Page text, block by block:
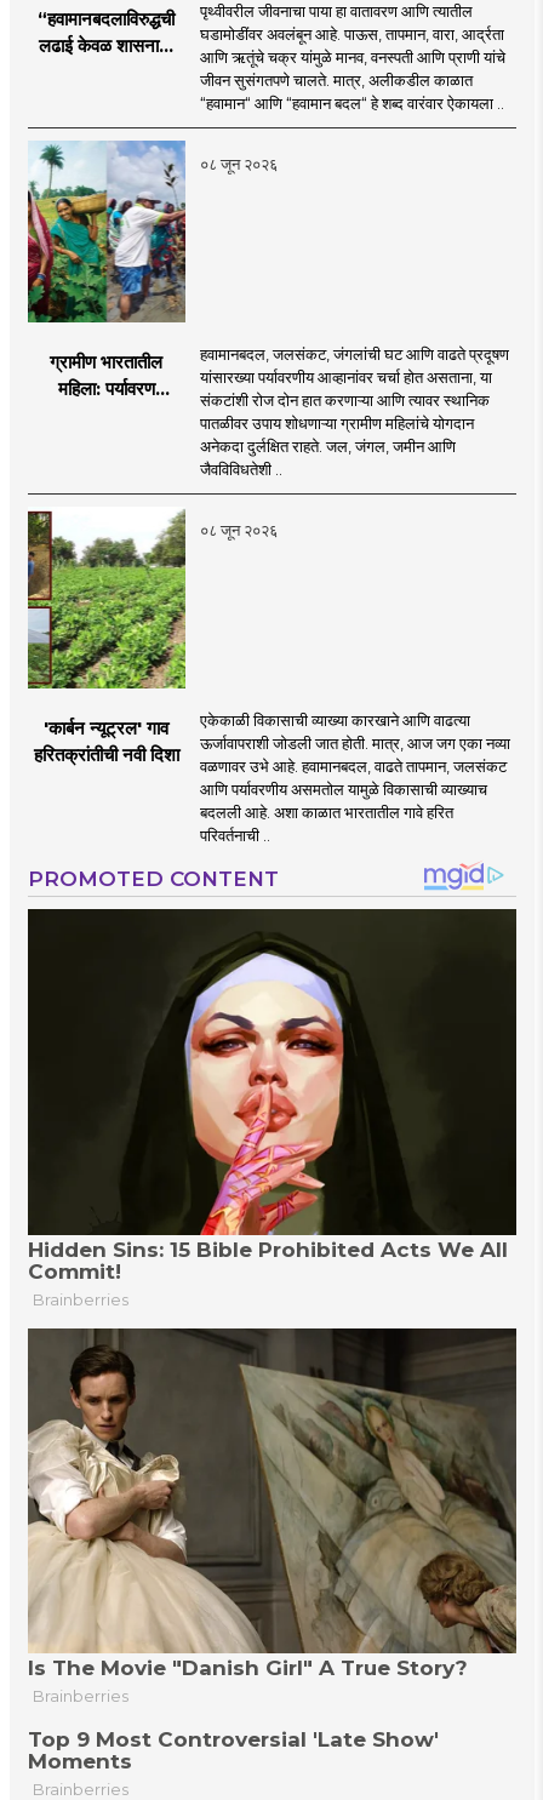
“हवामानबदलाविरुद्धची
लढाई केवळ शासनाची
विशेषतः प्रत्येक युवकाची
जबाबदारी आहे.
पृथ्वीवरील जीवनाचा पाया हा वातावरण आणि त्यातील
घडामोडींवर अवलंबून आहे. पाऊस, तापमान, वारा, आर्द्रता
आणि ऋतूंचे चक्र यांमुळे मानव, वनस्पती आणि प्राणी यांचे
जीवन सुसंगतपणे चालते. मात्र, अलीकडील काळात
“हवामान“ आणि “हवामान बदल“ हे शब्द वारंवार ऐकायला ..
०८ जून २०२६
ग्रामीण भारतातील
महिला: पर्यावरण
हवामानबदल, जलसंकट, जंगलांची घट आणि वाढते प्रदूषण
यांसारख्या पर्यावरणीय आव्हानांवर चर्चा होत असताना, या
संकटांशी रोज दोन हात करणाऱ्या आणि त्यावर स्थानिक
पातळीवर उपाय शोधणाऱ्या ग्रामीण महिलांचे योगदान
अनेकदा दुर्लक्षित राहते. जल, जंगल, जमीन आणि
जैवविविधतेशी ..
०८ जून २०२६
'कार्बन न्यूट्रल' गाव
हरितक्रांतीची नवी दिशा
एकेकाळी विकासाची व्याख्या कारखाने आणि वाढत्या
ऊर्जावापराशी जोडली जात होती. मात्र, आज जग एका नव्या
वळणावर उभे आहे. हवामानबदल, वाढते तापमान, जलसंकट
आणि पर्यावरणीय असमतोल यामुळे विकासाची व्याख्याच
बदलली आहे. अशा काळात भारतातील गावे हरित
परिवर्तनाची ..